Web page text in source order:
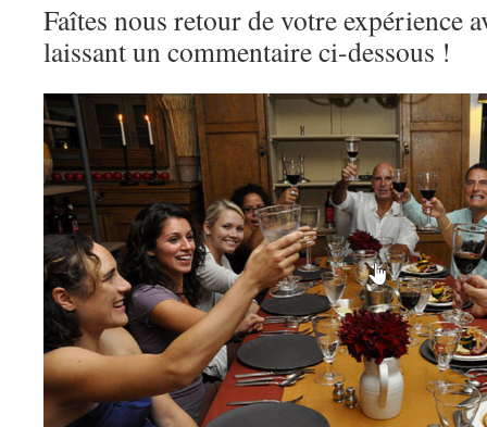
Faîtes nous retour de votre expérience
laissant un commentaire ci-dessous !